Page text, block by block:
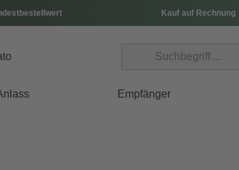
Kauf auf Rechnung
Empfänger